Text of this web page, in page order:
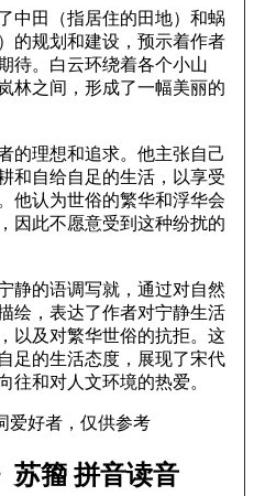
中田（指居住的田地）和蜗
的规划和建设，预示着作者
待。白云环绕着各个小山
林之间，形成了一幅美丽的
的理想和追求。他主张自己
和自给自足的生活，以享受
他认为世俗的繁华和浮华会
因此不愿意受到这种纷扰的
静的语调写就，通过对自然
绘，表达了作者对宁静生活
以及对繁华世俗的抗拒。这
足的生活态度，展现了宋代
往和对人文环境的热爱。
爱好者，仅供参考
苏籀 拼音读音